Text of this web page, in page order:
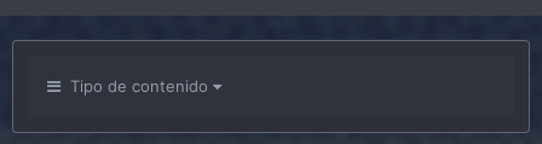
Tipo de contenido